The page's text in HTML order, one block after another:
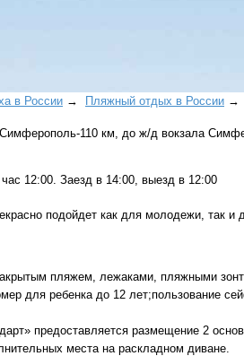
в России → Пляжный отдых в России
110 км, до ж/д вокзала
12:00. Заезд в 14:00, выезд в 12:00
подойдет как для молодежи, так и
пляжем, лежаками, пляжными
для ребенка до 12 лет;пользование
предоставляется размещение 2
места на раскладном диване.